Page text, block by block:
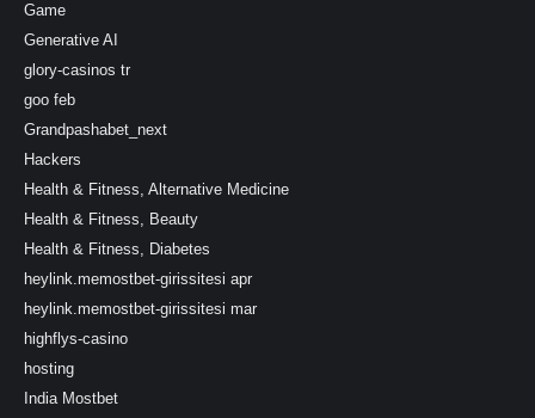
Game
Generative AI
glory-casinos tr
goo feb
Grandpashabet_next
Hackers
Health & Fitness, Alternative Medicine
Health & Fitness, Beauty
Health & Fitness, Diabetes
heylink.memostbet-girissitesi apr
heylink.memostbet-girissitesi mar
highflys-casino
hosting
India Mostbet